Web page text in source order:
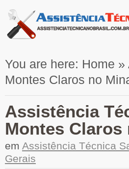
You are here: Home »
Montes Claros no
Assistência
Montes Claros
em Assistência Técnica
Gerais